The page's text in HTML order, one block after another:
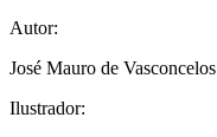
Autor:
José Mauro de Vasconcelos
Ilustrador: